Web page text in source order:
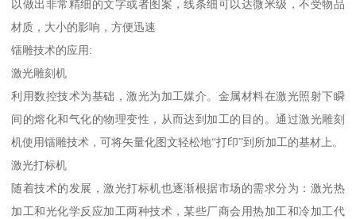
以做出非常精细的文字或者图案，线条细可以达微米级，不受物品
材质，大小的影响，方便迅速
镭雕技术的应用:
激光雕刻机
利用数控技术为基础，激光为加工媒介。金属材料在激光照射下瞬
间的熔化和气化的物理变性，从而达到加工的目的。通过激光雕刻
机使用镭雕技术，可将矢量化图文轻松地“打印”到所加工的基材上。
激光打标机
随着技术的发展，激光打标机也逐渐根据市场的需求分为：激光热
加工和光化学反应加工两种技术，某些厂商会用热加工和冷加工代